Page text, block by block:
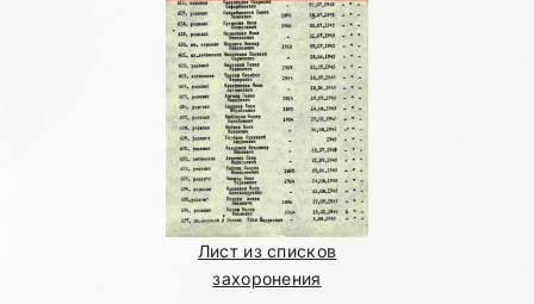
Лист из списков
захоронения